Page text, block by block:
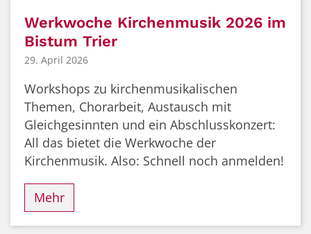
Werkwoche Kirchenmusik 2026 im
Bistum Trier
29. April 2026
Workshops zu kirchenmusikalischen
Themen, Chorarbeit, Austausch mit
Gleichgesinnten und ein Abschlusskonzert:
All das bietet die Werkwoche der
Kirchenmusik. Also: Schnell noch anmelden!
Mehr